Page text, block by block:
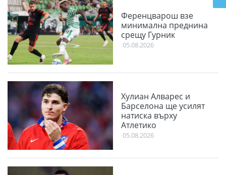
Ференцварош взе
минимална преднина
срещу Гурник
05.08.2026
Хулиан Алварес и
Барселона ще усилят
натиска върху
Атлетико
05.08.2026